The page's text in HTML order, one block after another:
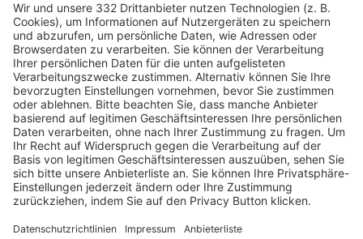
HÄUFIG BESUCHTE SEITEN
Pässe und Vereinswechsel
Trainerausbildung
Schulungsangebot Vereinsmitarbeiter
BFV-Geschäftsstellen
Trainerbörse
Login SpielPlus
FOLGE DEM BFV